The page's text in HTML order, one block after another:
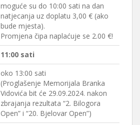
moguće su do 10:00 sati na dan
natjecanja uz doplatu 3,00 € (ako
bude mjesta).
Promjena čipa naplaćuje se 2.00 €!
11:00 sati
oko 13:00 sati
(Proglašenje Memorijala Branka
Vidovića bit će 29.09.2024. nakon
zbrajanja rezultata “2. Bilogora
Open” i “20. Bjelovar Open”)